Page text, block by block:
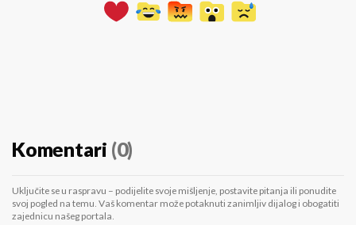
Komentari (0)
Uključite se u raspravu – podijelite svoje mišljenje, postavite pitanja ili ponudite
svoj pogled na temu. Vaš komentar može potaknuti zanimljiv dijalog i obogatiti
zajednicu našeg portala.